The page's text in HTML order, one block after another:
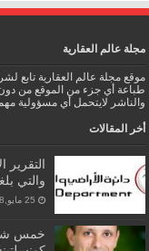
مجلة عالم العقارية
موقع مجلة عالم العقارية تابع
طباعة أي جزء من الموقع من دون
والناشر لايتحمل أي مسؤولية
أخر المقالات
والتي بلغت 4.8
25 مايو,2018
خمس